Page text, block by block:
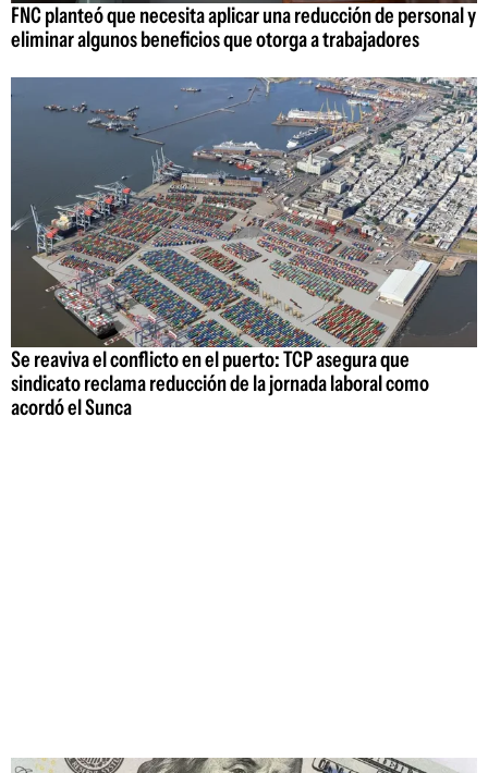
FNC planteó que necesita aplicar una reducción de personal y
eliminar algunos beneficios que otorga a trabajadores
Se reaviva el conflicto en el puerto: TCP asegura que
sindicato reclama reducción de la jornada laboral como
acordó el Sunca